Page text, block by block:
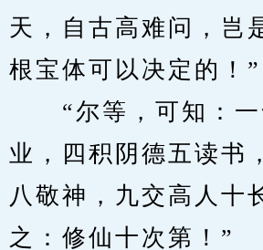
天，自古高难问，岂
根宝体可以决定的！”
“尔等，可知：一
业，四积阴德五读书
八敬神，九交高人十
之：修仙十次第！”